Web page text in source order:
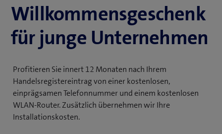
Willkommens­geschenk
für junge Unternehmen
Profitieren Sie innert 12 Monaten nach Ihrem
Handelsregistereintrag von einer kostenlosen,
einprägsamen Telefonnummer und einem kostenlosen
WLAN-Router. Zusätzlich übernehmen wir Ihre
Installationskosten.